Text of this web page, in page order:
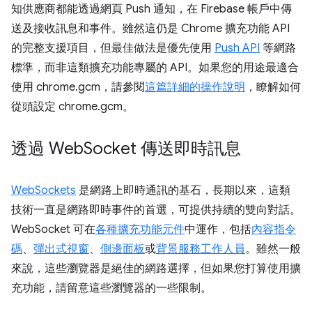
知供應商都能透過網頁 Push 通知，在 Firebase 帳戶中傳
送及接收訊息和事件。雖然這仍是 Chrome 擴充功能 API
的完整支援項目，但最佳做法是優先使用 Push API 等網路
標準，而非這類擴充功能專屬的 API。如果您的用途最適合
使用 chrome.gcm，請參閱這篇詳細的操作說明 ，瞭解如何
從頭設定 chrome.gcm。
透過 WebSocket 傳送即時訊息
WebSockets 是網路上即時通訊的基石，長期以來，這類
技術一直是網路即時事件的首選，可提供持續的雙向對話。
WebSocket 可在各種擴充功能元件中運作，包括內容指令
碼、 彈出式視窗、 側邊面板或背景服務工作人員。雖然一般
來說，這些瀏覽器是絕佳的網路選擇，但如果您打算使用擴
充功能，請留意這些瀏覽器的一些限制。